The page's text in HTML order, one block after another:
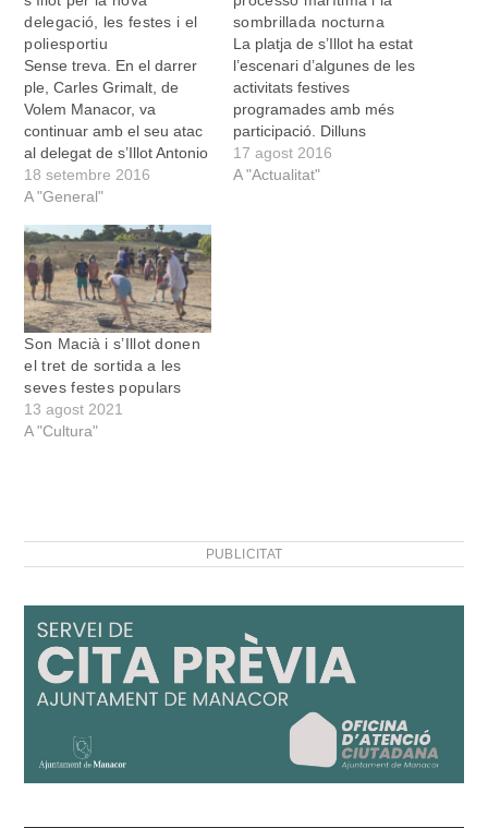
delegació, les festes i el
poliesportiu
Sense treva. En el darrer
ple, Carles Grimalt, de
Volem Manacor, va
continuar amb el seu atac
al delegat de s’Illot Antonio
Garcia, Tremendo. Grimalt
es va queixar a Garcia de
Segons el portaveu de
volem, en aquesta
instal·lació esportiva de
s’Illot s’hi fan festes
infantils,…
18 setembre 2016
A "General"
sombrillada nocturna
La platja de s’Illot ha estat
l’escenari d’algunes de les
activitats festives
programades amb més
participació. Dilluns
passat, dia 15, la processó
marítima va encetar un
17 agost 2016
A "Actualitat"
Son Macià i s’Illot donen
el tret de sortida a les
seves festes populars
13 agost 2021
A "Cultura"
PUBLICITAT